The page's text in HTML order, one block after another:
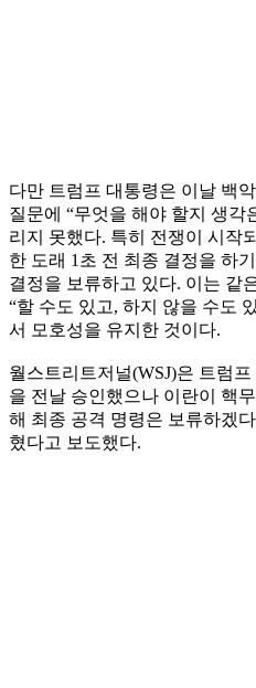
다만 트럼프 대통령은 이날 백
질문에 “무엇을 해야 할지 생각
리지 못했다. 특히 전쟁이 시작
한 도래 1초 전 최종 결정을 하
결정을 보류하고 있다. 이는 같
“할 수도 있고, 하지 않을 수도
서 모호성을 유지한 것이다.
월스트리트저널(WSJ)은 트럼
을 전날 승인했으나 이란이 핵
해 최종 공격 명령은 보류하겠
혔다고 보도했다.